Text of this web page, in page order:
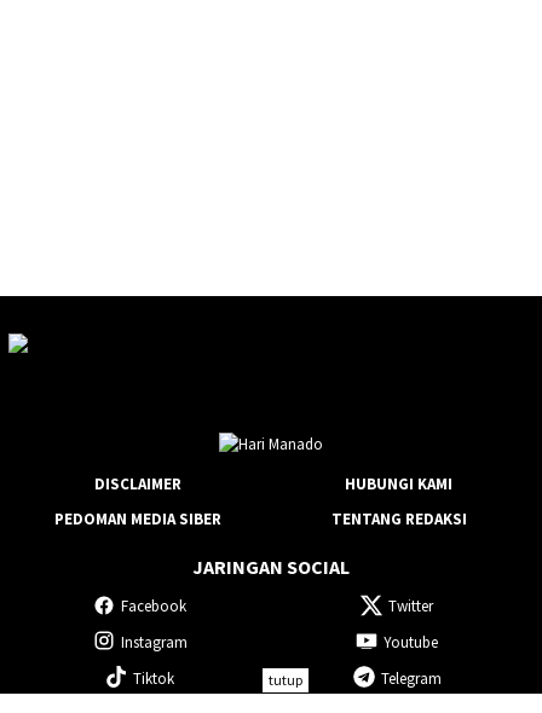
DISCLAIMER
HUBUNGI KAMI
PEDOMAN MEDIA SIBER
TENTANG REDAKSI
JARINGAN SOCIAL
Facebook
Twitter
Instagram
Youtube
Tiktok
Telegram
tutup